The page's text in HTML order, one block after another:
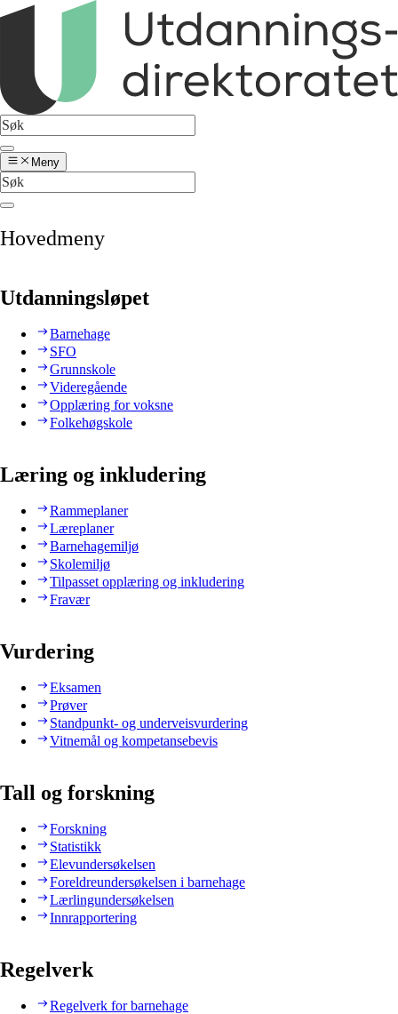
Meny
Hovedmeny
Utdanningsløpet
Barnehage
SFO
Grunnskole
Videregående
Opplæring for voksne
Folkehøgskole
Læring og inkludering
Rammeplaner
Læreplaner
Barnehagemiljø
Skolemiljø
Tilpasset opplæring og inkludering
Fravær
Vurdering
Eksamen
Prøver
Standpunkt- og underveisvurdering
Vitnemål og kompetansebevis
Tall og forskning
Forskning
Statistikk
Elevundersøkelsen
Foreldreundersøkelsen i barnehage
Lærlingundersøkelsen
Innrapportering
Regelverk
Regelverk for barnehage